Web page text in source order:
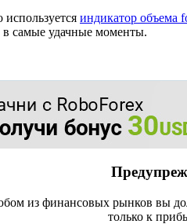
индикатор объема
в самые удачные моменты.
из финансовых рынков вы
только к